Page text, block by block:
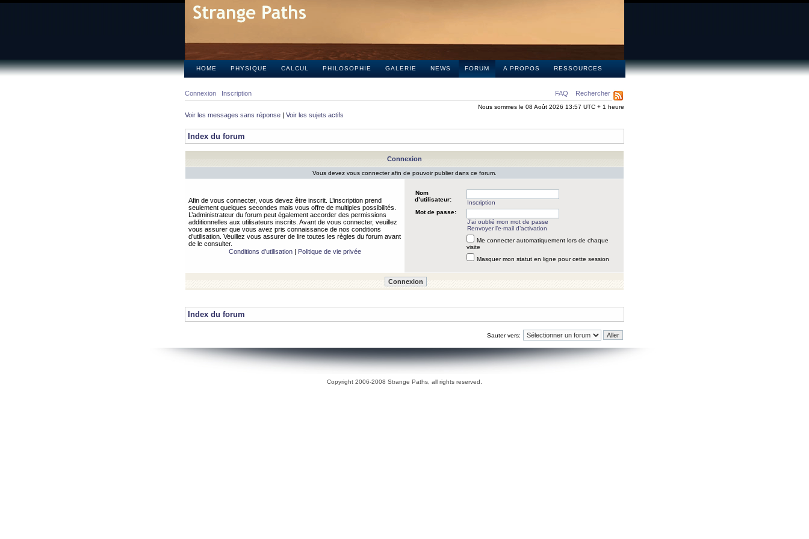
HOME PHYSIQUE CALCUL PHILOSOPHIE GALERIE NEWS FORUM A PROPOS RESSOURCES
FAQ Rechercher
Connexion Inscription
Nous sommes le 08 Août 2026 13:57 UTC + 1 heure
Voir les messages sans réponse | Voir les sujets actifs
Index du forum
Connexion
Vous devez vous connecter afin de pouvoir publier dans ce forum.
Afin de vous connecter, vous devez être inscrit. L’inscription prend
seulement quelques secondes mais vous offre de multiples possibilités.
L’administrateur du forum peut également accorder des permissions
additionnelles aux utilisateurs inscrits. Avant de vous connecter, veuillez
vous assurer que vous avez pris connaissance de nos conditions
d’utilisation. Veuillez vous assurer de lire toutes les règles du forum avant
de le consulter.
Conditions d’utilisation| Politique de vie privée
Nom
d’utilisateur:
Inscription
Mot de passe:
J’ai oublié mon mot de passe
Renvoyer l’e-mail d’activation
Me connecter automatiquement lors de chaque
visite
Masquer mon statut en ligne pour cette session
Index du forum
Sauter vers:
Copyright 2006-2008 Strange Paths, all rights reserved.